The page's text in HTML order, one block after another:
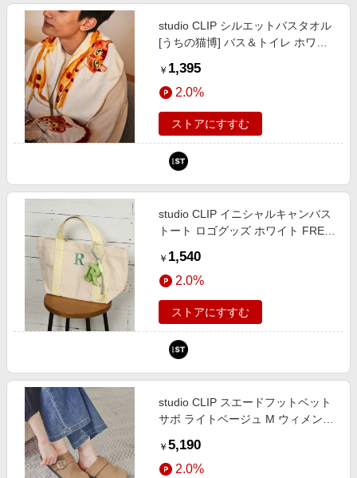
studio CLIP シルエットバスタオル
[うちの猫博] バス＆トイレ ホワイ
and ST アンドエスティ（旧ドット
エスティ）
￥ 1,395
2.0%
ストアにすすむ
studio CLIP イニシャルキャンバス
トート ロゴグッズ ホワイト FREE
アンドエスティ（旧ドットエステ
ィ）
￥ 1,540
2.0%
ストアにすすむ
studio CLIP スエードフットベット
サボ ライトベージュ M ウィメンズ
and ST アンドエスティ（旧ドット
エスティ）
￥ 5,190
2.0%